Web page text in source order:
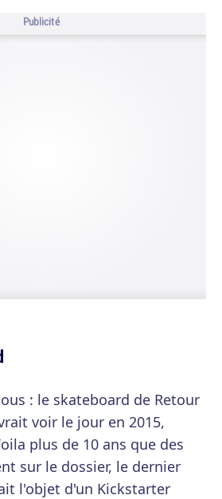
Publicité
: le skateboard de Retour
voir le jour en 2015,
plus de 10 ans que des
sur le dossier, le dernier
l'objet d'un Kickstarter